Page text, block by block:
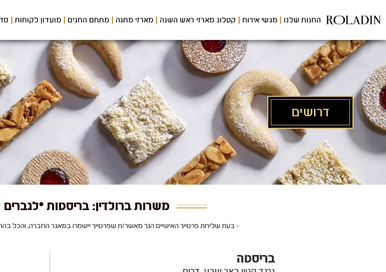
לתוכן
המרכזי
החנות שלנו מגשי אירוח קטלוג מארזי ראש השנה מארזי מתנה מתחם החגים מועדון לקוחות
דרושים
משרות ברולדין: בריסטות
- בעת שליחת פרטייך האישיים הנך מאשר/ת שפרטייך יישמרו במאגר החברה, והכל
בריסטה